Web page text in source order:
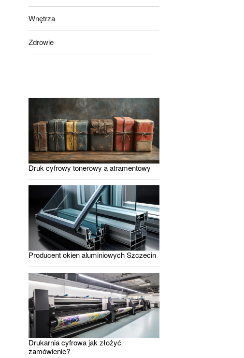
Wnętrza
Zdrowie
Druk cyfrowy tonerowy a atramentowy
Producent okien aluminiowych Szczecin
Drukarnia cyfrowa jak złożyć
zamówienie?